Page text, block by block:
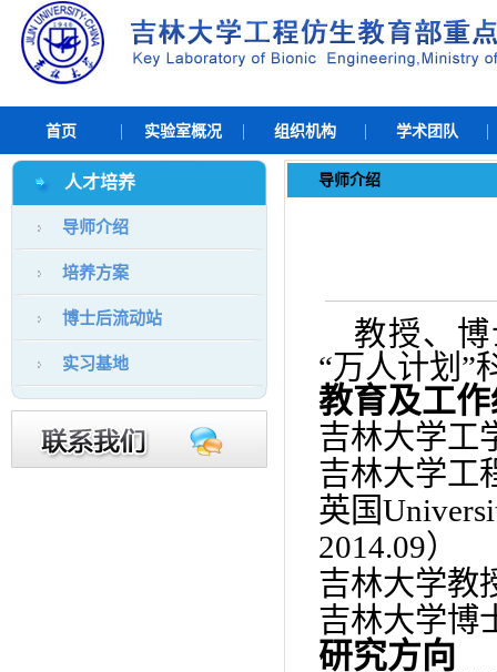
首页 实验室概况 组织机构 学术团队
人才培养
导师介绍
培养方案
博士后流动站
实习基地
导师介绍
教授、
“万人计划”
教育及工
吉林大学工
吉林大学工
英国
2014.09）
吉林大学教
吉林大学博
研究方向